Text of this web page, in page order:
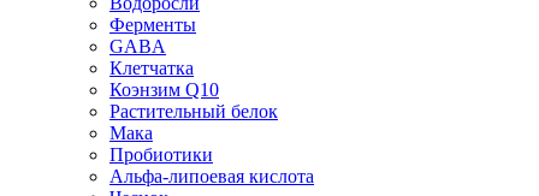
Ферменты
GABA
Клетчатка
Коэнзим Q10
Растительный белок
Мака
Пробиотики
Альфа-липоевая кислота